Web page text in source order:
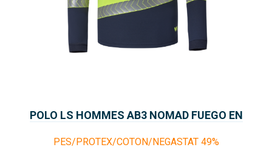
POLO LS HOMMES AB3 NOMAD FUEGO EN
PES/PROTEX/COTON/NEGASTAT 49%